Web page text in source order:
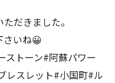
だきました。
さいね😀
ストーン#阿蘇パワー
レスレット#小国町#ル